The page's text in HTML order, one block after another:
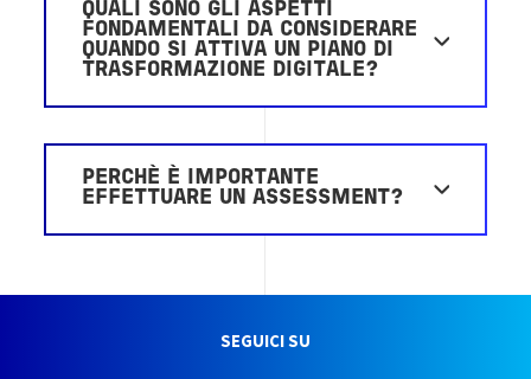
QUALI SONO GLI ASPETTI
FONDAMENTALI DA CONSIDERARE
QUANDO SI ATTIVA UN PIANO DI
TRASFORMAZIONE DIGITALE?
PERCHÈ È IMPORTANTE
EFFETTUARE UN ASSESSMENT?
SEGUICI SU